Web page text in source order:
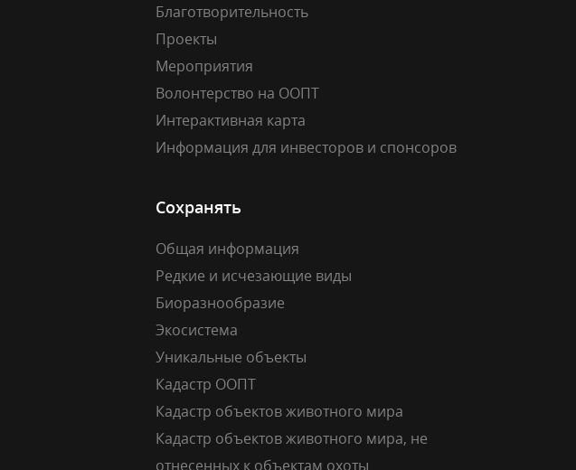
Благотворительность
Проекты
Мероприятия
Волонтерство на ООПТ
Интерактивная карта
Информация для инвесторов и спонсоров
Сохранять
Общая информация
Редкие и исчезающие виды
Биоразнообразие
Экосистема
Уникальные объекты
Кадастр ООПТ
Кадастр объектов животного мира
Кадастр объектов животного мира, не
отнесенных к объектам охоты